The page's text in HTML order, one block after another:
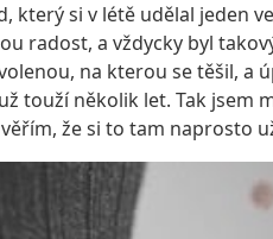
si v létě udělal jeden
radost, a vždycky byl
na kterou se těšil, a
touží několik let. Tak jsem
že si to tam naprosto